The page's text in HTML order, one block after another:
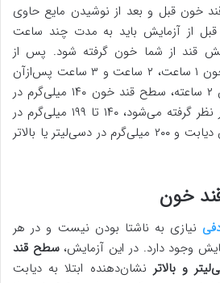
خون قبل و بعد از نوشیدن مایع حاوی
قبل از آزمایش باید به مدت چند ساعت
قند از شما خون گرفته شود. پس از
نوشیدن مایع، سطح قند خون ۱ ساعت، ۲ ساعت و ۳ ساعت پس‌ازآن
بررسی می‌شود. در آزمایش ۲ ساعته، سطح قند خون ۱۴۰ میلی‌گرم در
دسی‌لیتر یا کمتر طبیعی در نظر گرفته می‌شود، ۱۴۰ تا ۱۹۹ میلی‌گرم در
دسی‌لیتر نشان‌دهنده پیش دیابت و ۲۰۰ میلی‌گرم در دسی‌لیتر یا بالاتر
خون
نیازی به ناشتا بودن نیست و در هر
وجود دارد. در این آزمایش،سطح قند
نشان‌دهنده ابتلا به دیابت